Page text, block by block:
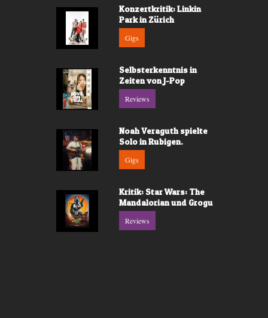
Konzertkritik: Linkin
Park in Zürich
Gigs
Selbsterkenntnis in
Zeiten von J-Pop
Reviews
Noah Veraguth spielte
Solo in Rubigen.
Gigs
Kritik: Star Wars: The
Mandalorian und Grogu
Reviews